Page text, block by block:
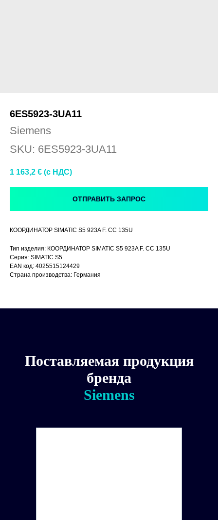
6ES5923-3UA11
Siemens
SKU: 6ES5923-3UA11
1 163,2 € (c НДС)
ОТПРАВИТЬ ЗАПРОС
КООРДИНАТОР SIMATIC S5 923A F. CC 135U
Тип изделия: КООРДИНАТОР SIMATIC S5 923A F. CC 135U
Серия: SIMATIC S5
EAN код: 4025515124429
Страна производства: Германия
Поставляемая продукция
бренда
Siemens